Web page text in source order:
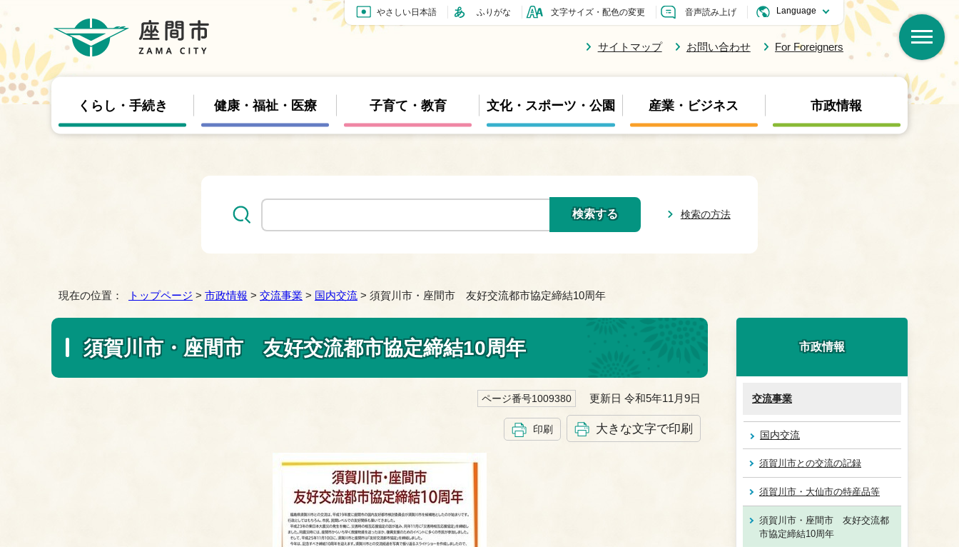
やさしい日本語 ふりがな 文字サイズ・配色の変更 音声読み上げ
サイトマップ お問い合わせ For Foreigners
くらし・手続き 健康・福祉・医療 子育て・教育 文化・スポーツ・公園 産業・ビジネス 市政情報
検索の方法
現在の位置： トップページ > 市政情報 > 交流事業 > 国内交流 > 須賀川市・座間市 友好交流都市協定締結10周年
須賀川市・座間市 友好交流都市協定締結10周年
ページ番号1009380 更新日 令和5年11月9日
印刷 大きな文字で印刷
市政情報
交流事業
国内交流
須賀川市との交流の記録
須賀川市・大仙市の特産品等
須賀川市・座間市 友好交流都
市協定締結10周年